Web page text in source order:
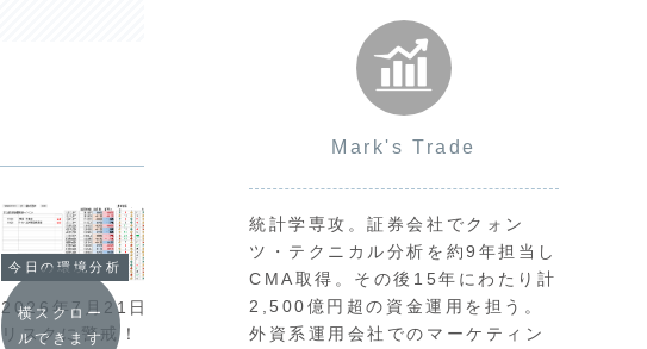
今日の環境分析
2026年7月21日（火）地政学
リスクに警戒！
今日の環境分析
2026年7月28日（火）ドル高
継続に注目！
横スクロー
ルできます
Mark's Trade
統計学専攻。証券会社でクォン
ツ・テクニカル分析を約9年担当し
CMA取得。その後15年にわたり計
2,500億円超の資金運用を担う。
外資系運用会社でのマーケティン